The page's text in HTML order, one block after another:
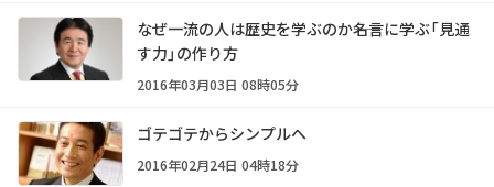
なぜ一流の人は歴史を学ぶのか――名言に学ぶ「見通
す力」の作り方
2016年03月03日 08時05分
ゴテゴテからシンプルへ
2016年02月24日 04時18分